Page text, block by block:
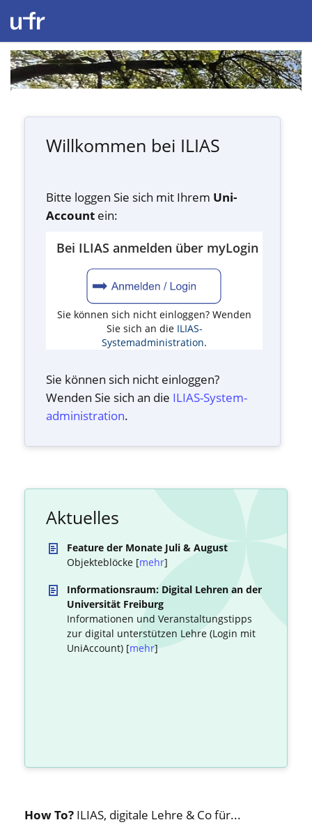
Willkommen bei ILIAS
Bitte loggen Sie sich mit Ihrem Uni-
Account ein:
Bei ILIAS anmelden über myLogin
Sie können sich nicht einloggen? Wenden
Sie sich an die ILIAS-
Systemadministration.
Sie können sich nicht einloggen?
Wenden Sie sich an die ILIAS-System­
administration.
Aktuelles
Feature der Monate Juli & August
Objekteblöcke [mehr]
Informationsraum: Digital Lehren an der
Universität Freiburg
Informationen und Veranstaltungstipps
zur digital unterstützen Lehre (Login mit
UniAccount) [mehr]
How To? ILIAS, digitale Lehre & Co für...